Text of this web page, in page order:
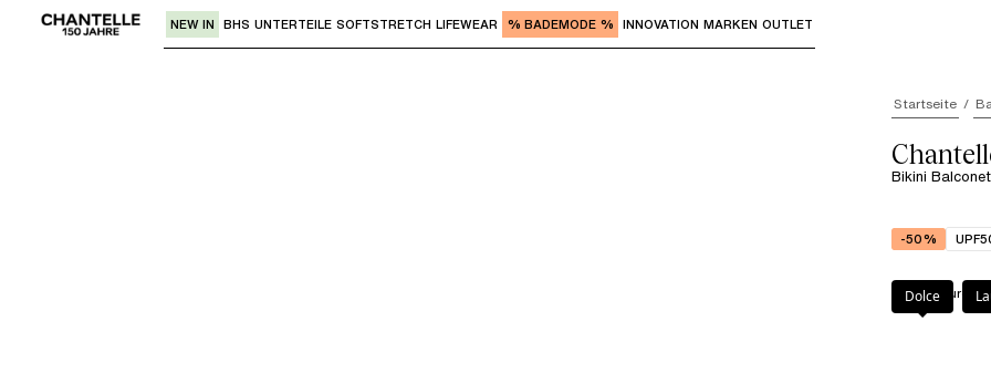
Verwende den "Pfeil nach unten" oder "Eingabe" zum Aufrufen der Untermenüs und "Pfeil nach
NEW IN BHS UNTERTEILE SOFTSTRETCH LIFEWEAR % BADEMODE % INNOVATION MARKEN OUTLET
Startseite
Bikini
-50%
Farbe:Laurel
Dolce